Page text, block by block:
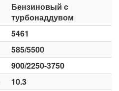
Бензиновый c
турбонаддувом
5461
585/5500
900/2250-3750
10.3